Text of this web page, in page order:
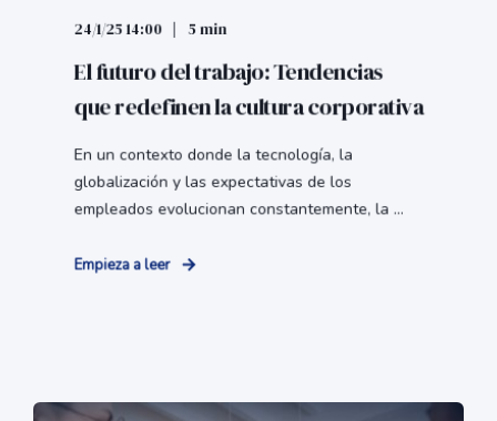
24/1/25 14:00 5 min
El futuro del trabajo: Tendencias
que redefinen la cultura corporativa
En un contexto donde la tecnología, la
globalización y las expectativas de los
empleados evolucionan constantemente, la ...
Empieza a leer